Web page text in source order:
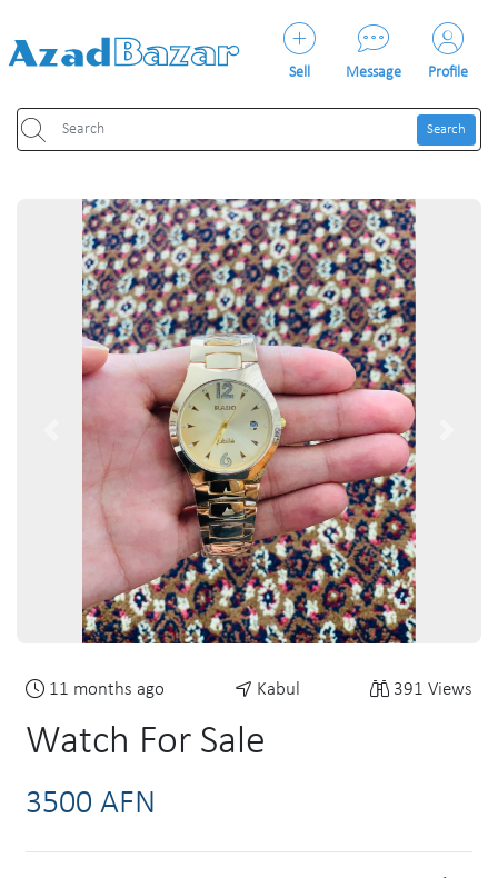
Sell Message Profile
Search
Previous
11 months ago Kabul 391 Views
Watch For Sale
3500 AFN